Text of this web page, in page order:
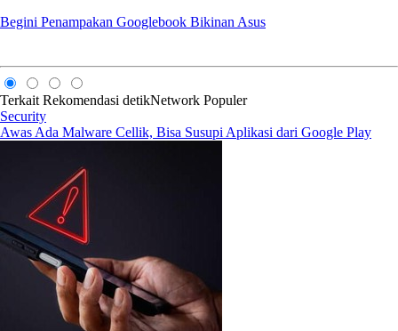
Begini Penampakan Googlebook Bikinan Asus
Terkait Rekomendasi detikNetwork Populer
Security
Awas Ada Malware Cellik, Bisa Susupi Aplikasi dari Google Play